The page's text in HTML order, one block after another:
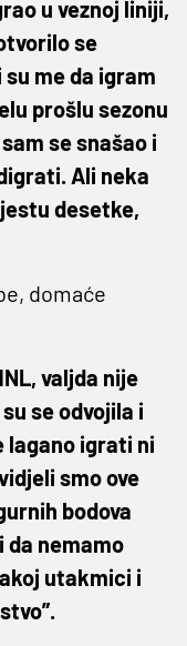
u veznoj liniji,
se
me da igram
prošlu sezonu
se snašao i
Ali neka
desetke,
domaće
valjda nije
se odvojila i
lagano igrati ni
smo ove
bodova
da nemamo
utakmici i